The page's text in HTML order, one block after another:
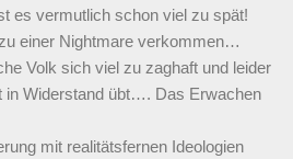
es vermutlich schon viel zu spät!
einer Nightmare verkommen…
Volk sich viel zu zaghaft und leider
in Widerstand übt…. Das Erwachen
mit realitätsfernen Ideologien